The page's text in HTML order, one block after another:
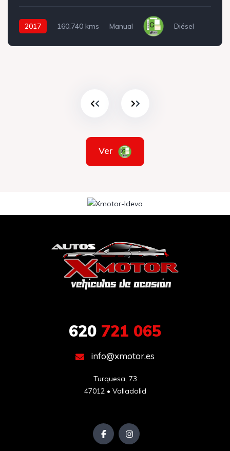
2017 160.740 kms Manual Diésel
Ver
620 721 065
info@xmotor.es
Turquesa, 73
47012 • Valladolid